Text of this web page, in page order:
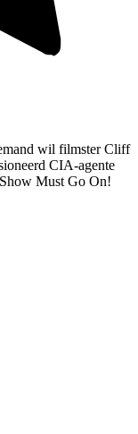
wil filmster Cliff
CIA-agente
Must Go On!